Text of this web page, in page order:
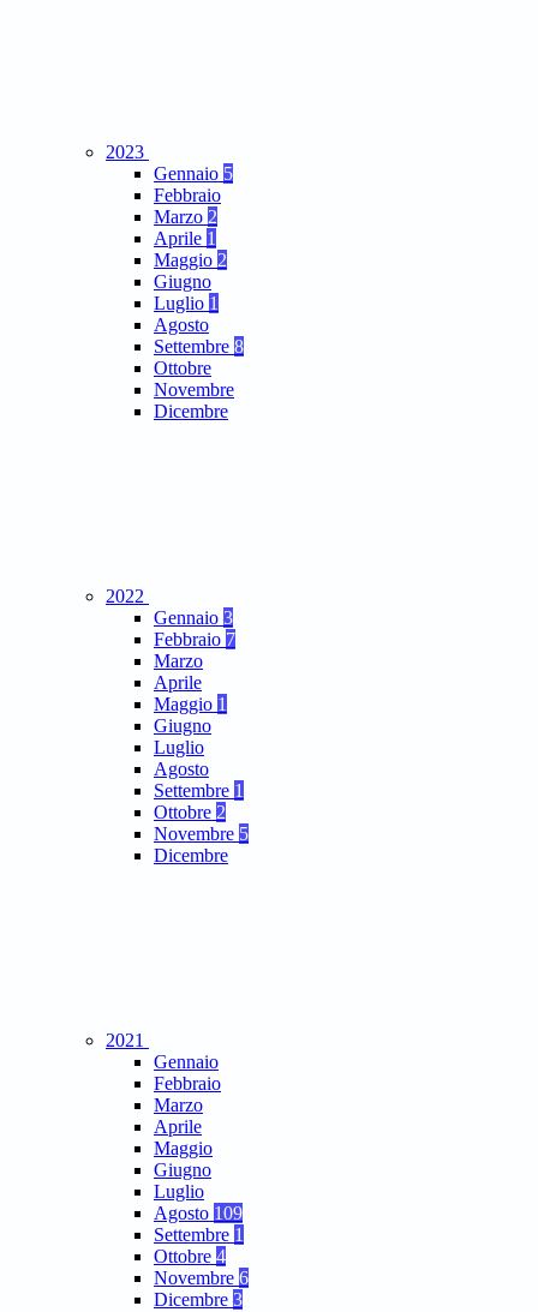
2023
Gennaio 5
Febbraio
Marzo 2
Aprile 1
Maggio 2
Giugno
Luglio 1
Agosto
Settembre 8
Ottobre
Novembre
Dicembre
2022
Gennaio 3
Febbraio 7
Marzo
Aprile
Maggio 1
Giugno
Luglio
Agosto
Settembre 1
Ottobre 2
Novembre 5
Dicembre
2021
Gennaio
Febbraio
Marzo
Aprile
Maggio
Giugno
Luglio
Agosto 109
Settembre 1
Ottobre 4
Novembre 6
Dicembre 3